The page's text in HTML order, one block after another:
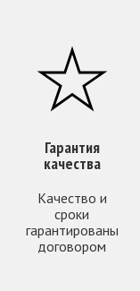
Гарантия
качества
Качество и
сроки
гарантированы
договором